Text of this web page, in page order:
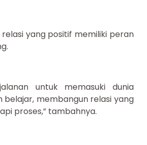
yang positif memiliki peran
untuk memasuki dunia
belajar, membangun relasi yang
proses,” tambahnya.